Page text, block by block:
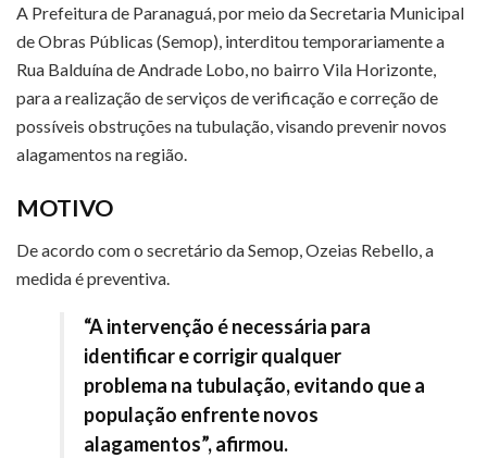
A Prefeitura de Paranaguá, por meio da Secretaria Municipal
de Obras Públicas (Semop), interditou temporariamente a
Rua Balduína de Andrade Lobo, no bairro Vila Horizonte,
para a realização de serviços de verificação e correção de
possíveis obstruções na tubulação, visando prevenir novos
alagamentos na região.
MOTIVO
De acordo com o secretário da Semop, Ozeias Rebello, a
medida é preventiva.
“A intervenção é necessária para
identificar e corrigir qualquer
problema na tubulação, evitando que a
população enfrente novos
alagamentos”, afirmou.